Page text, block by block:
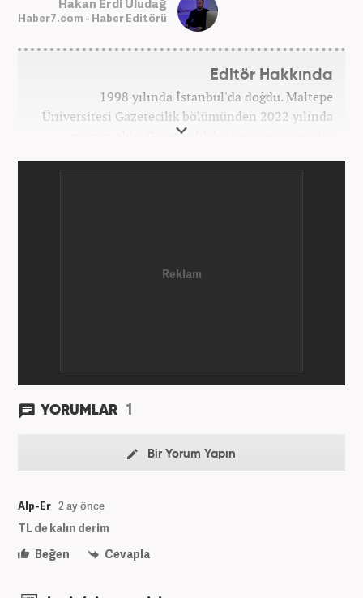
Hakan Erdi Uludağ
Haber7.com - Haber Editörü
Editör Hakkında
1998 yılında İstanbul'da doğdu. Maltepe
Üniversitesi Gazetecilik bölümünden 2022 yılında
mezun oldu. Gazetecilik kariyerine üniversite
YORUMLAR 1
Bir Yorum Yapın
Alp-Er 2 ay önce
TL de kalın derim
Beğen
Cevapla